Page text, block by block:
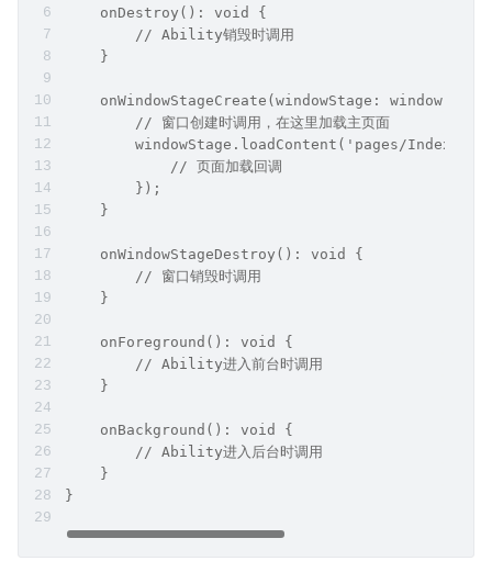
onDestroy(): void {
// Ability销毁时调用
}
onWindowStageCreate(windowStage:
// 窗口创建时调用，在这里加载主页面
windowStage.loadContent('pages/Index',
// 页面加载回调
});
}
onWindowStageDestroy(): void {
// 窗口销毁时调用
}
onForeground(): void {
// Ability进入前台时调用
}
onBackground(): void {
// Ability进入后台时调用
}
}